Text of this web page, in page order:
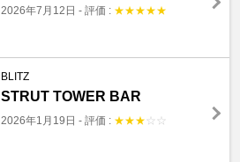
2026年7月12日 - 評価 : ★★★★★
BLITZ
STRUT TOWER BAR
2026年1月19日 - 評価 : ★★★ ☆ ☆